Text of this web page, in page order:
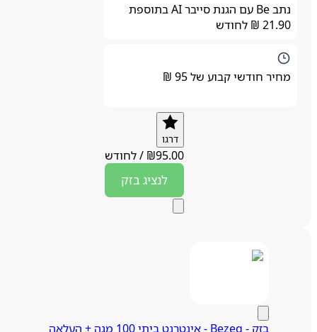
נתב Be עם הגנת סייבר AI בתוספת
21.90 ₪ לחודש
מחיר חודשי קבוע של 95 ₪
₪95.00
/לחודש
לנציגבזק
בזק - Bezeq - אינטרנט ביתי 100 מגה + העלאה